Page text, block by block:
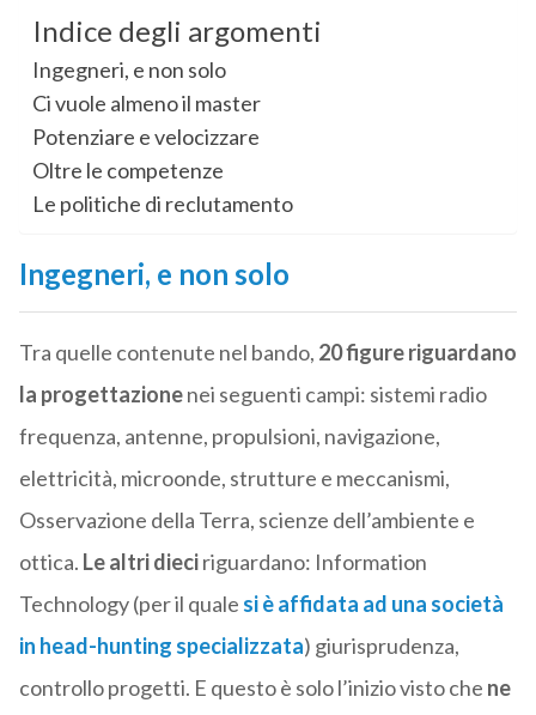
Indice degli argomenti
Ingegneri, e non solo
Ci vuole almeno il master
Potenziare e velocizzare
Oltre le competenze
Le politiche di reclutamento
Ingegneri, e non solo
Tra quelle contenute nel bando, 20 figure riguardano
la progettazionenei seguenti campi: sistemi radio
frequenza, antenne, propulsioni, navigazione,
elettricità, microonde, strutture e meccanismi,
Osservazione della Terra, scienze dell’ambiente e
ottica. Le altri dieciriguardano: Information
Technology (per il quale si è affidata ad una società
in head-hunting specializzata) giurisprudenza,
controllo progetti. E questo è solo l’inizio visto che ne